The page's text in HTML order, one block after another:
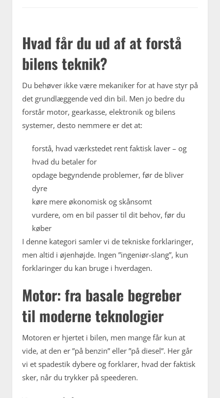
Hvad får du ud af at forstå
bilens teknik?
Du behøver ikke være mekaniker for at have styr på
det grundlæggende ved din bil. Men jo bedre du
forstår motor, gearkasse, elektronik og bilens
systemer, desto nemmere er det at:
forstå, hvad værkstedet rent faktisk laver – og
hvad du betaler for
opdage begyndende problemer, før de bliver
dyre
køre mere økonomisk og skånsomt
vurdere, om en bil passer til dit behov, før du
køber
I denne kategori samler vi de tekniske forklaringer,
men altid i øjenhøjde. Ingen ”ingeniør-slang”, kun
forklaringer du kan bruge i hverdagen.
Motor: fra basale begreber
til moderne teknologier
Motoren er hjertet i bilen, men mange får kun at
vide, at den er ”på benzin” eller ”på diesel”. Her går
vi et spadestik dybere og forklarer, hvad der faktisk
sker, når du trykker på speederen.